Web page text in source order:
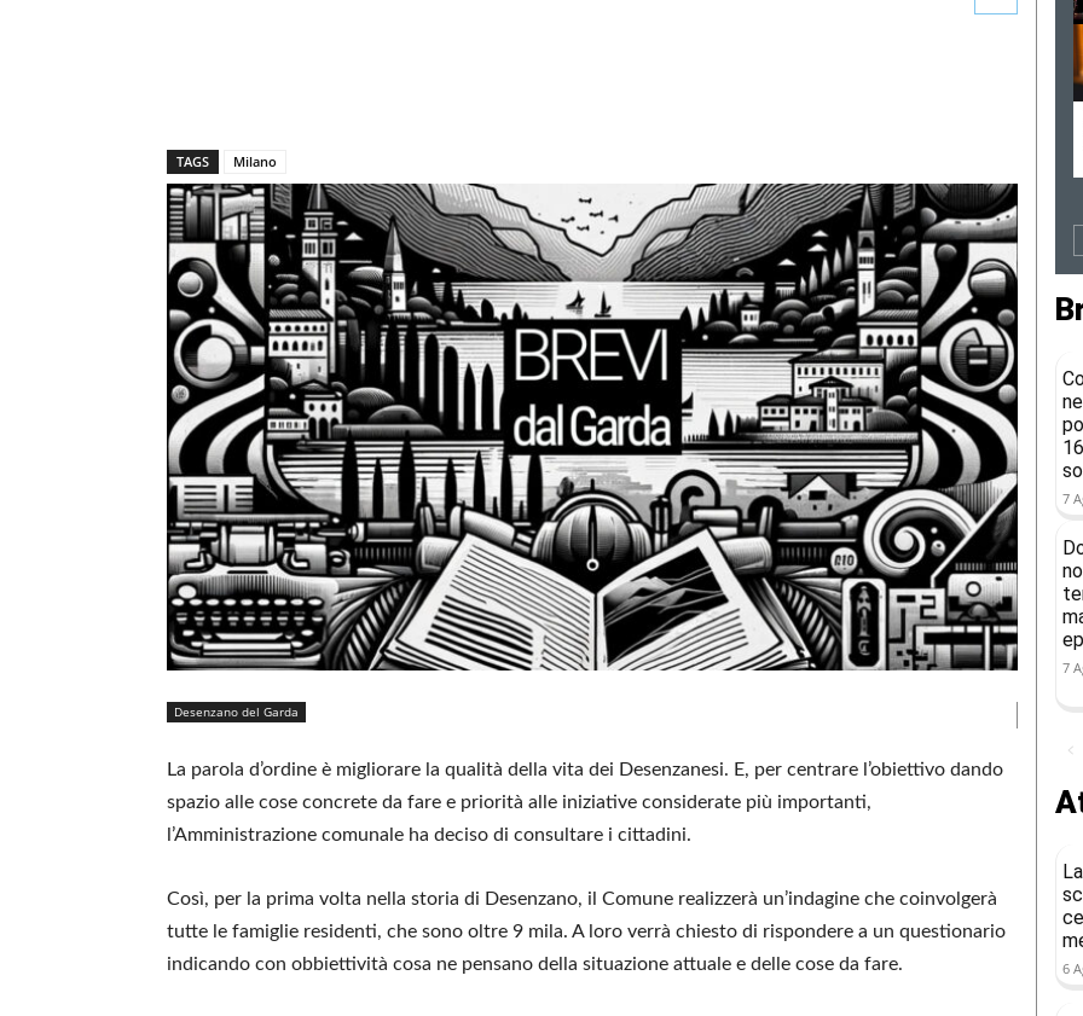
TAGS Milano
Desenzano del Garda
La parola d’ordine è migliorare la qualità della vita dei Desenzanesi. E, per centrare l’obiettivo dando
spazio alle cose concrete da fare e priorità alle iniziative considerate più importanti,
l’Amministrazione comunale ha deciso di consultare i cittadini.
Così, per la prima volta nella storia di Desenzano, il Comune realizzerà un’indagine che coinvolgerà
tutte le famiglie residenti, che sono oltre 9 mila. A loro verrà chiesto di rispondere a un questionario
indicando con obbiettività cosa ne pensano della situazione attuale e delle cose da fare.
7
7
6